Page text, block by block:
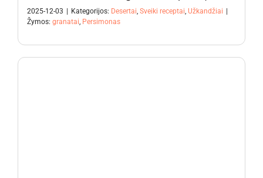
2025-12-03 | Kategorijos: Desertai Sveiki receptai Užkandžiai |
Žymos: granatai Persimonas